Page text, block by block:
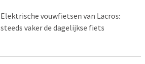
Elektrische vouwfietsen van Lacros:
steeds vaker de dagelijkse fiets